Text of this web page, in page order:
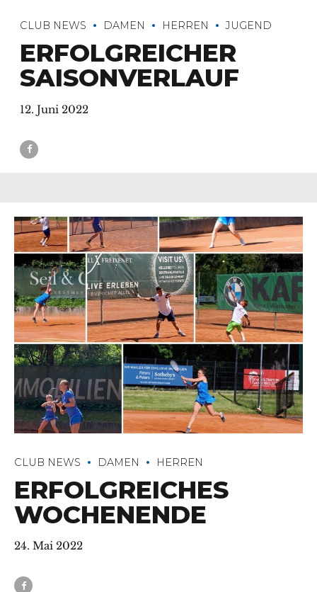
CLUB NEWS DAMEN HERREN JUGEND
ERFOLGREICHER
SAISONVERLAUF
12. Juni 2022
CLUB NEWS DAMEN HERREN
ERFOLGREICHES
WOCHENENDE
24. Mai 2022